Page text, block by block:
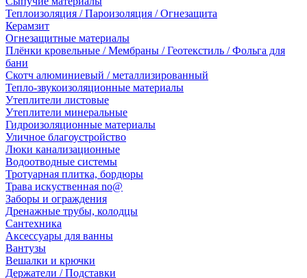
Теплоизоляция / Пароизоляция / Огнезащита
Керамзит
Огнезащитные материалы
Плёнки кровельные / Мембраны / Геотекстиль / Фольга для
бани
Скотч алюминиевый / металлизированный
Тепло-звукоизоляционные материалы
Утеплители листовые
Утеплители минеральные
Гидроизоляционные материалы
Уличное благоустройство
Люки канализационные
Водоотводные системы
Тротуарная плитка, бордюры
Трава искуственная no@
Заборы и ограждения
Дренажные трубы, колодцы
Сантехника
Аксессуары для ванны
Вантузы
Вешалки и крючки
Держатели / Подставки